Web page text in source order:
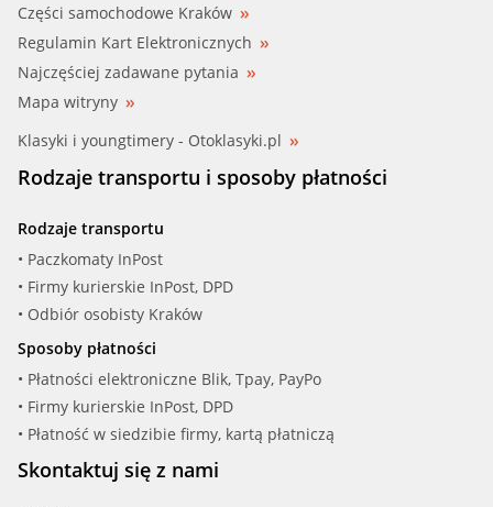
Części samochodowe Kraków
Regulamin Kart Elektronicznych
Najczęściej zadawane pytania
Mapa witryny
Klasyki i youngtimery - Otoklasyki.pl
Rodzaje transportu i sposoby płatności
Rodzaje transportu
• Paczkomaty InPost
• Firmy kurierskie InPost, DPD
• Odbiór osobisty Kraków
Sposoby płatności
• Płatności elektroniczne Blik, Tpay, PayPo
• Firmy kurierskie InPost, DPD
• Płatność w siedzibie firmy, kartą płatniczą
Skontaktuj się z nami